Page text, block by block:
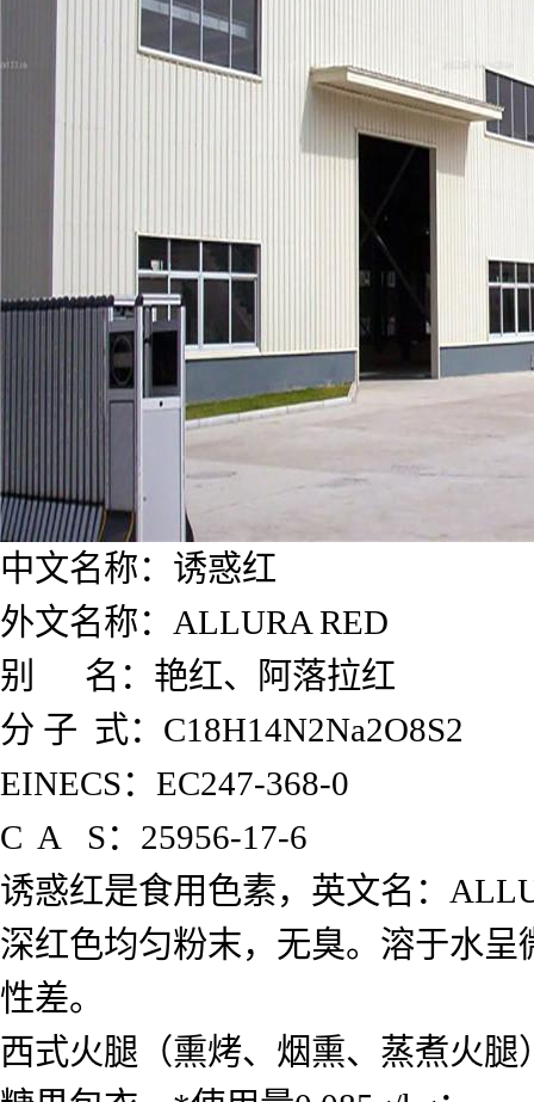
中文名称：诱惑红
外文名称：ALLURA RED
别 名：艳红、阿落拉红
分 子 式：C18H14N2Na2O8S2
EINECS：EC247-368-0
C A S：25956-17-6
诱惑红是食用色素，英文名：
深红色均匀粉末，无臭。溶于水
性差。
西式火腿（熏烤、烟熏、蒸煮